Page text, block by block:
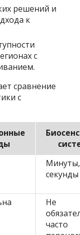
решений и
к
с
сравнение
с
Минуты,
секунды
Не
часто